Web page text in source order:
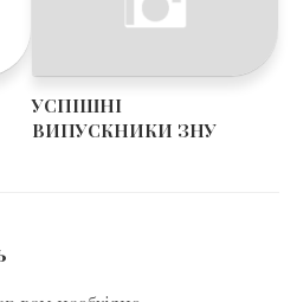
УСПІШНІ
ВИПУСКНИКИ ЗНУ